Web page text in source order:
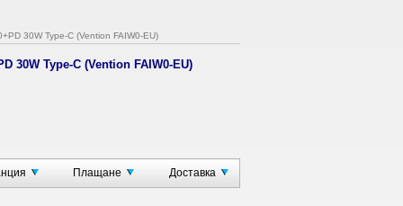
30W Type-C (Vention FAIW0-EU)
30W Type-C (Vention FAIW0-EU)
Плащане Доставка